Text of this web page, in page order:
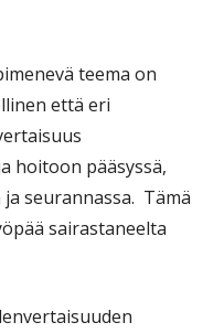
teema on
että eri
hoitoon pääsyssä,
seurannassa. Tämä
sairastaneelta